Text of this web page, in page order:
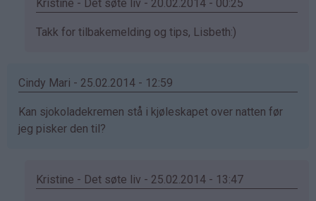
Kristine - Det søte liv - 20.02.2014 - 00:25
Som
av
(ikke
bekreftet)
Takk for tilbakemelding og tips, Lisbeth:)
Cindy Mari - 25.02.2014 - 12:59
Kan sjokoladekremen stå i kjøleskapet over natten før
jeg pisker den til?
Kristine - Det søte liv - 25.02.2014 - 13:47